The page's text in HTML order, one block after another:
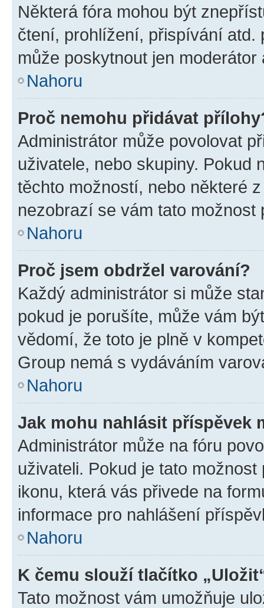
Některá fóra mohou být
čtení, prohlížení, přispívání atd.
může poskytnout jen
Nahoru
Proč nemohu přidávat
Administrátor může povolovat
uživatele, nebo skupiny. Pokud
těchto možností, nebo některé
nezobrazí se vám tato
Nahoru
Proč jsem obdržel varování?
Každý administrátor si může
pokud je porušíte, může vám
vědomí, že toto je plně v
Group nemá s vydáváním
Nahoru
Jak mohu nahlásit příspěvek
Administrátor může na fóru
uživateli. Pokud je tato
ikonu, která vás přivede na
informace pro nahlášení
Nahoru
K čemu slouží tlačítko
Tato možnost vám umožňuje